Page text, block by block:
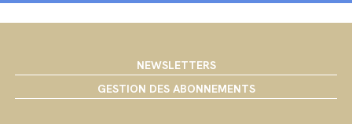
NEWSLETTERS
GESTION DES ABONNEMENTS